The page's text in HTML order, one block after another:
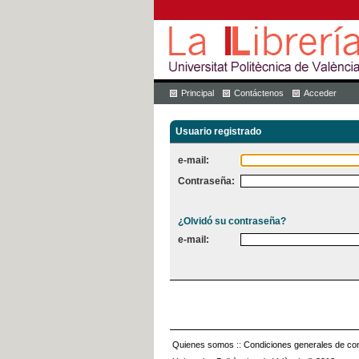
Principal Contáctenos Acceder
Usuario registrado
e-mail:
Contraseña:
¿Olvidó su contraseña?
e-mail:
Quienes somos :: Condiciones generales de